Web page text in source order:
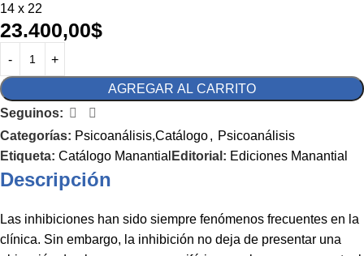
14 x 22
23.400,00$
AGREGAR AL CARRITO
Seguinos:
Categorías: Psicoanálisis,Catálogo, Psicoanálisis
Etiqueta: Catálogo Manantial Editorial: Ediciones Manantial
Descripción
Las inhibiciones han sido siempre fenómenos frecuentes en la
clínica. Sin embargo, la inhibición no deja de presentar una